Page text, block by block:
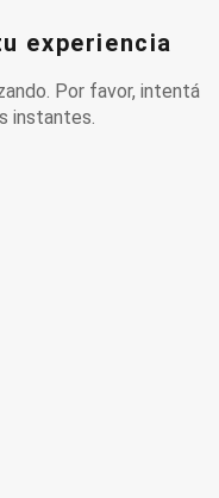
experiencia
Por favor, intentá
instantes.